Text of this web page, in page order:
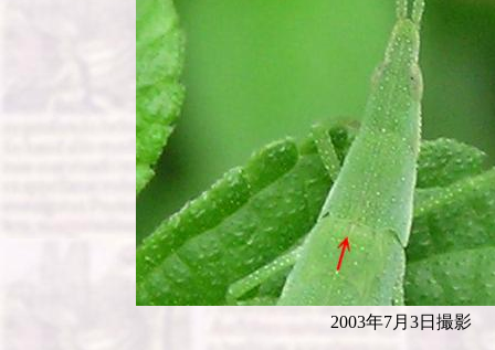
2003年7月3日撮影